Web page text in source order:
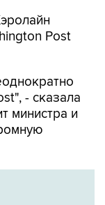
Post
- сказала
министра и